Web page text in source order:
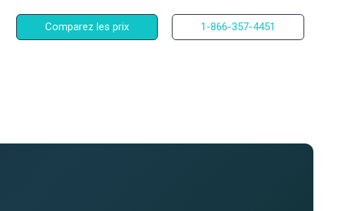
Comparez les prix 1-866-357-4451